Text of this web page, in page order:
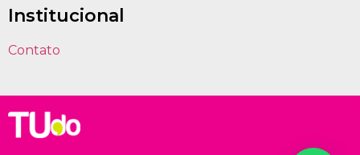
Institucional
Contato